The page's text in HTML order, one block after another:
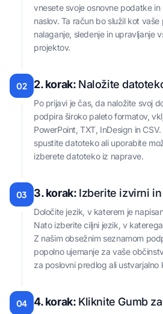
vnesete svoje osnovne podatke
naslov. Ta račun bo služil kot
nalaganje, sledenje in upravljanje
projektov.
02 2. korak: Naložite
Po prijavi je čas, da naložite svoj
podpira široko paleto formatov,
PowerPoint, TXT, InDesign in
spustite datoteko ali uporabite
izberete datoteko iz naprave.
03 3. korak: Izberite izvirni
Določite jezik, v katerem je
Nato izberite ciljni jezik, v
Z našim obsežnim seznamom
popolno ujemanje za vaše
za poslovni predlog ali ustvarjalno
04 4. korak: Kliknite Gumb